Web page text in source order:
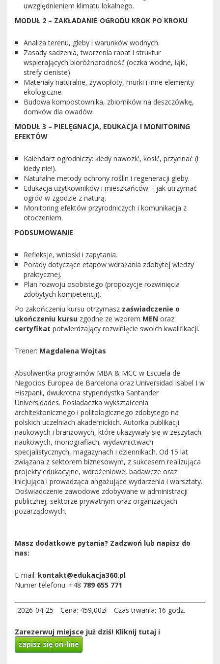
uwzględnieniem klimatu lokalnego.
MODUŁ 2 – ZAKŁADANIE OGRODU KROK PO KROKU
Analiza terenu, gleby i warunków wodnych.
Zasady sadzenia, tworzenia rabat i struktur
wspierających bioróżnorodność (oczka wodne, łąki,
strefy cieniste)
Materiały naturalne, żywopłoty, murki i inne elementy
ekologiczne.
Budowa kompostownika, zbiorników na deszczówkę,
domków dla owadów.
MODUŁ 3 – PIELĘGNACJA, EDUKACJA I MONITORING
EFEKTÓW
Kalendarz ogrodniczy: kiedy nawozić, kosić, przycinać (i
kiedy nie!).
Naturalne metody ochrony roślin i regeneracji gleby.
Edukacja użytkowników i mieszkańców – jak utrzymać
ogród w zgodzie z naturą.
Monitoring efektów przyrodniczych i komunikacja z
otoczeniem.
PODSUMOWANIE
Refleksje, wnioski i zapytania.
Porady dotyczące etapów wdrażania zdobytej wiedzy
praktycznej.
Plan rozwoju osobistego (propozycje rozwinięcia
zdobytych kompetencji).
Po zakończeniu kursu otrzymasz zaświadczenie o
ukończeniu kursu zgodne ze wzorem MEN oraz
certyfikat potwierdzający rozwinięcie swoich kwalifikacji.
Trener: Magdalena Wojtas
Absolwentka programów MBA & MCC w Escuela de
Negocios Europea de Barcelona oraz Universidad Isabel I w
Hiszpanii, dwukrotna stypendystka Santander
Universidades. Posiadaczka wykształcenia
architektonicznego i politologicznego zdobytego na
polskich uczelniach akademickich. Autorka publikacji
naukowych i branżowych, które ukazywały się w zeszytach
naukowych, monografiach, wydawnictwach
specjalistycznych, magazynach i dziennikach. Od 15 lat
związana z sektorem biznesowym, z sukcesem realizująca
projekty edukacyjne, wdrożeniowe, badawcze oraz
inicjująca i prowadząca angażujące wydarzenia i warsztaty.
Doświadczenie zawodowe zdobywane w administracji
publicznej, sektorze prywatnym oraz organizacjach
pozarządowych.
Masz dodatkowe pytania? Zadzwoń lub napisz do
nas:
E-mail: kontakt@edukacja360.pl
Numer telefonu: +48 789 655 771
2026-04-25 Cena: 459,00zł Czas trwania: 16 godz.
Zarezerwuj miejsce już dziś! Kliknij tutaj i
zapisz się on-line